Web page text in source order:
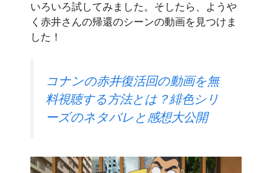
いろいろ試してみました。そしたら、ようや
く赤井さんの帰還のシーンの動画を見つけま
した！
コナンの赤井復活回の動画を無
料視聴する方法とは？緋色シリ
ーズのネタバレと感想大公開